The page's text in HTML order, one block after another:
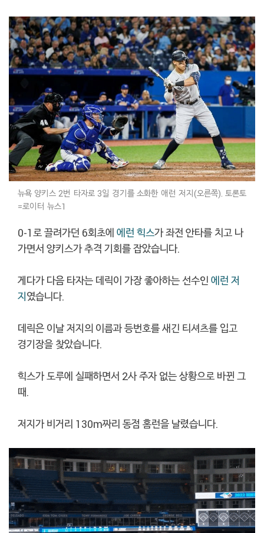
뉴욕 양키스 2번 타자로 3일 경기를 소화한 애런 저지(오른쪽). 토론토
=로이터 뉴스1
0-1로 끌려가던 6회초에 에런 힉스가 좌전 안타를 치고 나
가면서 양키스가 추격 기회를 잡았습니다.
게다가 다음 타자는 데릭이 가장 좋아하는 선수인 에런 저
지였습니다.
데릭은 이날 저지의 이름과 등번호를 새긴 티셔츠를 입고
경기장을 찾았습니다.
힉스가 도루에 실패하면서 2사 주자 없는 상황으로 바뀐 그
때.
저지가 비거리 130m짜리 동점 홈런을 날렸습니다.